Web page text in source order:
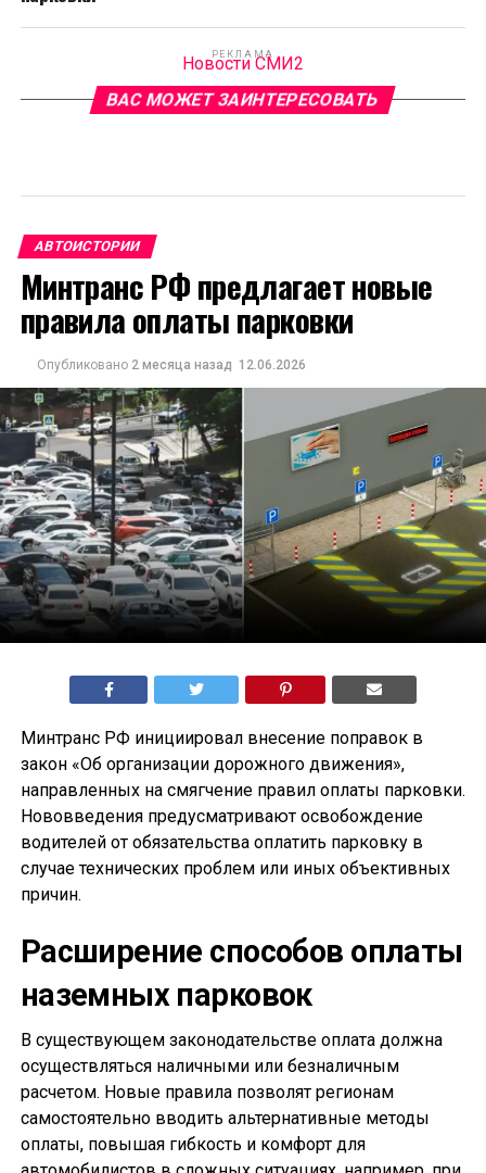
РЕКЛАМА
Новости СМИ2
ВАС МОЖЕТ ЗАИНТЕРЕСОВАТЬ
АВТОИСТОРИИ
Минтранс РФ предлагает новые
правила оплаты парковки
Опубликовано 2 месяца назад 12.06.2026
Минтранс РФ инициировал внесение поправок в
закон «Об организации дорожного движения»,
направленных на смягчение правил оплаты парковки.
Нововведения предусматривают освобождение
водителей от обязательства оплатить парковку в
случае технических проблем или иных объективных
причин.
Расширение способов оплаты
наземных парковок
В существующем законодательстве оплата должна
осуществляться наличными или безналичным
расчетом. Новые правила позволят регионам
самостоятельно вводить альтернативные методы
оплаты, повышая гибкость и комфорт для